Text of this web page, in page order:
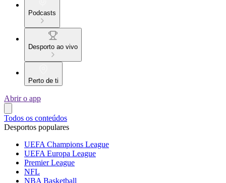
Podcasts
Desporto ao vivo
Perto de ti
Abrir o app
Todos os conteúdos
Desportos populares
UEFA Champions League
UEFA Europa League
Premier League
NFL
NBA Basketball